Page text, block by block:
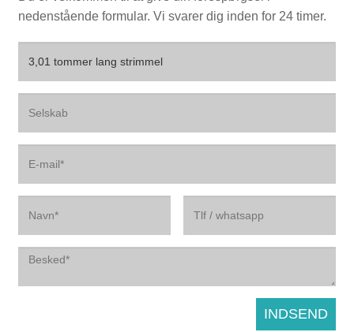
nedenstående formular. Vi svarer dig inden for 24 timer.